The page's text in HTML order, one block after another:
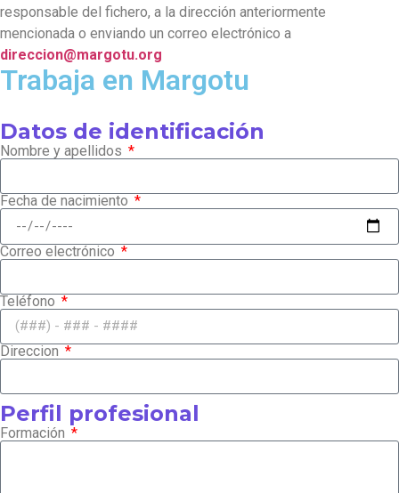
responsable del fichero, a la dirección anteriormente
mencionada o enviando un correo electrónico a
direccion@margotu.org
Trabaja en Margotu
Datos de identificación
Nombre y apellidos
Fecha de nacimiento
Correo electrónico
Teléfono
Direccion
Perfil profesional
Formación